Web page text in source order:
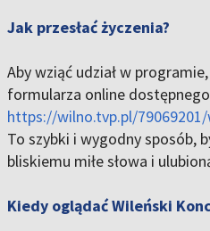
Jak przesłać życzenia?
Aby wziąć udział w
formularza online
https://wilno.tvp.pl/
To szybki i wygodny sposób,
bliskiemu miłe słowa i
Kiedy oglądać Wileński